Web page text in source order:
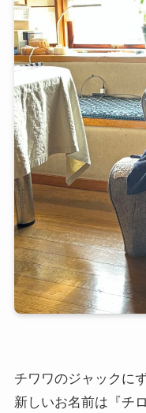
チワワのジャックに
新しいお名前は『チ